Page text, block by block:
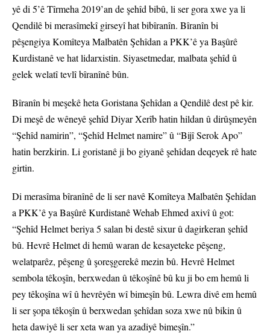
yê di 5’ê Tîrmeha 2019’an de şehîd bibû, li ser gora xwe ya li
Qendilê bi merasîmekî girseyî hat bibîranîn. Bîranîn bi
pêşengiya Komîteya Malbatên Şehîdan a PKK’ê ya Başûrê
Kurdistanê ve hat lidarxistin. Siyasetmedar, malbata şehîd û
gelek welatî tevlî bîranînê bûn.
Bîranîn bi meşekê heta Goristana Şehîdan a Qendilê dest pê kir.
Di meşê de wêneyê şehîd Diyar Xerîb hatin hildan û dirûşmeyên
“Şehîd namirin”, “Şehîd Helmet namire” û “Bijî Serok Apo”
hatin berzkirin. Li goristanê ji bo giyanê şehîdan deqeyek rê hate
girtin.
Di merasîma bîranînê de li ser navê Komîteya Malbatên Şehîdan
a PKK’ê ya Başûrê Kurdistanê Wehab Ehmed axivî û got:
“Şehîd Helmet beriya 5 salan bi destê sixur û dagirkeran şehîd
bû. Hevrê Helmet di hemû waran de kesayeteke pêşeng,
welatparêz, pêşeng û şoreşgerekê mezin bû. Hevrê Helmet
sembola têkoşîn, berxwedan û têkoşînê bû ku ji bo em hemû li
pey têkoşîna wî û hevrêyên wî bimeşîn bû. Lewra divê em hemû
li ser şopa têkoşîn û berxwedan şehîdan soza xwe nû bikin û
heta dawiyê li ser xeta wan ya azadiyê bimeşîn.”